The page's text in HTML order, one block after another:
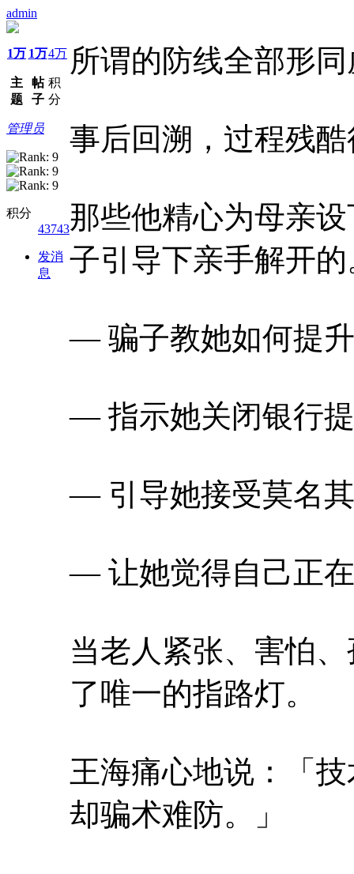
admin
1万
主
题
1万
帖
子
4万
积
分
管理员
积分
43743
发消
息
所谓的防线全部形
事后回溯，过程残
那些他精心为母亲
子引导下亲手解开的
— 骗子教她如何提
— 指示她关闭银行
— 引导她接受莫名
— 让她觉得自己正
当老人紧张、害怕
了唯一的指路灯。
王海痛心地说：「
却骗术难防。」